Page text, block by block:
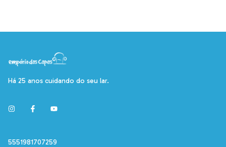
Há 25 anos cuidando do seu lar.
5551981707259